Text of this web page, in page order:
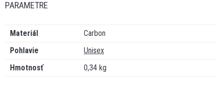
PARAMETRE
Materiál
Carbon
Pohlavie
Unisex
Hmotnosť
0,34 kg